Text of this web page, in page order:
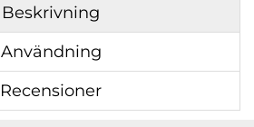
Beskrivning
Användning
Recensioner